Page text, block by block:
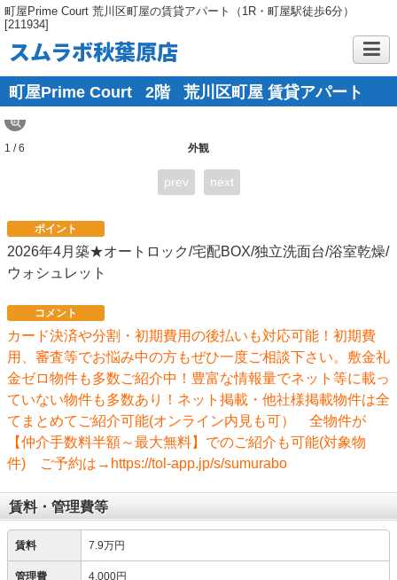
町屋Prime Court 荒川区町屋の賃貸アパート（1R・町屋駅徒歩6分）
[211934]
スムラボ秋葉原店
町屋Prime Court 2階 荒川区町屋 賃貸アパート
外観
1 / 6
prev next
ポイント
2026年4月築★オートロック/宅配BOX/独立洗面台/浴室乾燥/
ウォシュレット
コメント
カード決済や分割・初期費用の後払いも対応可能！初期費
用、審査等でお悩み中の方もぜひ一度ご相談下さい。敷金礼
金ゼロ物件も多数ご紹介中！豊富な情報量でネット等に載っ
ていない物件も多数あり！ネット掲載・他社様掲載物件は全
てまとめてご紹介可能(オンライン内見も可） 全物件が
【仲介手数料半額～最大無料】でのご紹介も可能(対象物
件) ご予約は→https://tol-app.jp/s/sumurabo
賃料・管理費等
賃料 7.9万円
管理費 4,000円